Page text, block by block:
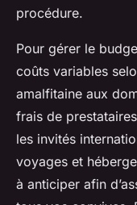
procédure.
Pour gérer le
coûts variables
amalfitaine aux
frais de
les invités
voyages et
à anticiper afin